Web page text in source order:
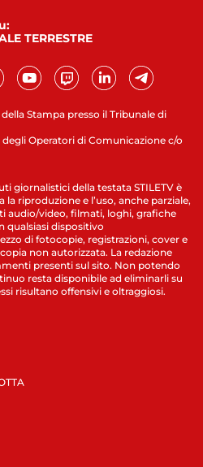
Stampa presso il Tribunale di
Operatori di Comunicazione c/o
TERRESTRE
giornalistici della testata STILETV è
riproduzione e l’uso, anche parziale,
audio/video, filmati, loghi, grafiche
qualsiasi dispositivo
di fotocopie, registrazioni, cover e
non autorizzata. La redazione
presenti sul sito. Non potendo
resta disponibile ad eliminarli su
risultano offensivi e oltraggiosi.